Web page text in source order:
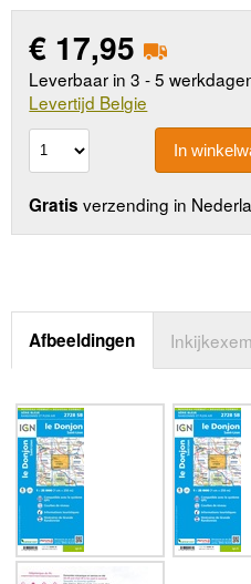
€ 17,95
Leverbaar in 3 - 5
Levertijd Belgie
In
Gratis verzending in
Afbeeldingen